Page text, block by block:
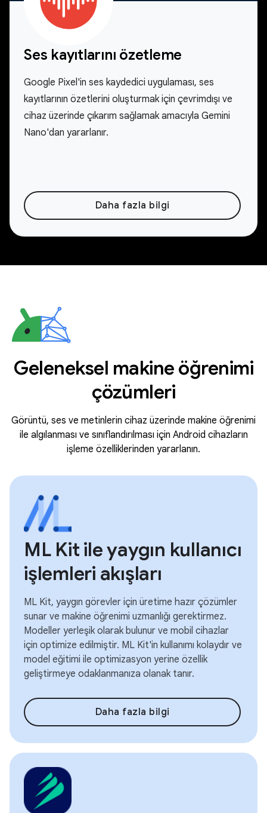
Ses kayıtlarını özetleme
Google Pixel'in ses kaydedici uygulaması, ses
kayıtlarının özetlerini oluşturmak için çevrimdışı ve
cihaz üzerinde çıkarım sağlamak amacıyla Gemini
Nano'dan yararlanır.
Daha fazla bilgi
Geleneksel makine öğrenimi
çözümleri
Görüntü, ses ve metinlerin cihaz üzerinde makine öğrenimi
ile algılanması ve sınıflandırılması için Android cihazların
işleme özelliklerinden yararlanın.
ML Kit ile yaygın kullanıcı
işlemleri akışları
ML Kit, yaygın görevler için üretime hazır çözümler
sunar ve makine öğrenimi uzmanlığı gerektirmez.
Modeller yerleşik olarak bulunur ve mobil cihazlar
için optimize edilmiştir. ML Kit'in kullanımı kolaydır ve
model eğitimi ile optimizasyon yerine özellik
geliştirmeye odaklanmanıza olanak tanır.
Daha fazla bilgi